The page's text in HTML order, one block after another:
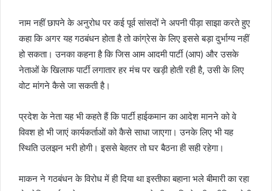
नाम नहीं छापने के अनुरोध पर कई पूर्व सांसदों ने अपनी पीड़ा साझा करते हुए
कहा कि अगर यह गठबंधन होता है तो कांग्रेस के लिए इससे बड़ा दुर्भाग्य नहीं
हो सकता। उनका कहना है कि जिस आम आदमी पार्टी (आप) और उसके
नेताओं के खिलाफ पार्टी लगातार हर मंच पर खड़ी होती रही है, उसी के लिए
वोट मांगने कैसे जा सकती है।
प्रदेश के नेता यह भी कहते हैं कि पार्टी हाईकमान का आदेश मानने को वे
विवश हो भी जाएं कार्यकर्ताओं को कैसे साधा जाएगा। उनके लिए भी यह
स्थिति उलझन भरी होगी। इससे बेहतर तो घर बैठना ही सही रहेगा।
माकन ने गठबंधन के विरोध में ही दिया था इस्तीफा बहाना भले बीमारी का रहा